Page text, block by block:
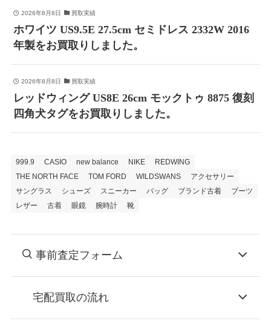
2026年8月8日 買取実績
ホワイツ US9.5E 27.5cm セミドレス 2332W 2016
年製をお買取りしました。
2026年8月8日 買取実績
レッドウィング US8E 26cm モックトゥ 8875 復刻
四角犬タグをお買取りしました。
999.9 CASIO new balance NIKE
REDWING
THE NORTH FACE
TOM FORD WILDSWANS
アクセサリー
サングラス
シューズ スニーカー バッグ ブランド古着
ブーツ
レザー
古着 眼鏡 腕時計 靴
事前査定フォーム
宅配買取の流れ